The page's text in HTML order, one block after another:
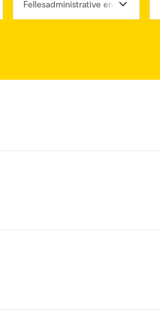
Fellesadministrative enheter